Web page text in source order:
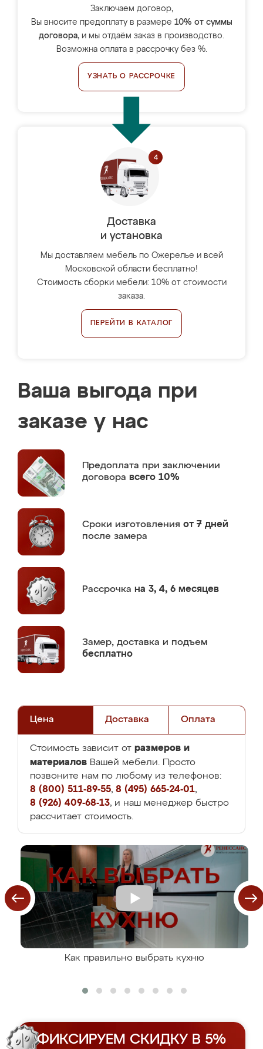
Заключаем договор,
Вы вносите предоплату в размере 10% от суммы
договора, и мы отдаём заказ в производство.
Возможна оплата в рассрочку без %.
УЗНАТЬ О РАССРОЧКЕ
Доставка
и установка
Мы доставляем мебель по Ожерелье и всей
Московской области бесплатно!
Стоимость сборки мебели: 10% от стоимости
заказа.
ПЕРЕЙТИ В КАТАЛОГ
Ваша выгода при
заказе у нас
Предоплата при заключении
договора всего 10%
Сроки изготовления от 7 дней
после замера
Рассрочка на 3, 4, 6 месяцев
Замер, доставка и подъем
бесплатно
Цена Доставка Оплата
Стоимость зависит от размеров и
материалов Вашей мебели. Просто
позвоните нам по любому из телефонов:
8 (800) 511-89-55, 8 (495) 665-24-01,
8 (926) 409-68-13, и наш менеджер быстро
рассчитает стоимость.
Как правильно выбрать кухню
ФИКСИРУЕМ СКИДКУ В 5%